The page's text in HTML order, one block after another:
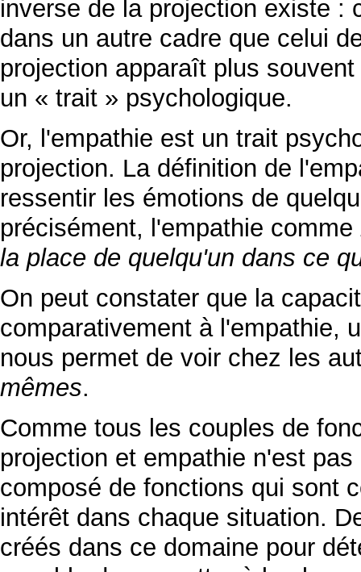
inverse de la projection existe :
dans un autre cadre que celui
projection apparaît plus
un « trait » psychologique.
Or, l'empathie est un trait
projection. La définition de
ressentir les émotions de
précisément, l'empathie comme
la place de quelqu'un dans ce
On peut constater que la
comparativement à l'empathie,
nous permet de voir chez les
mêmes.
Comme tous les couples de
projection et empathie n'est
composé de fonctions qui sont
intérêt dans chaque situation.
créés dans ce domaine pour